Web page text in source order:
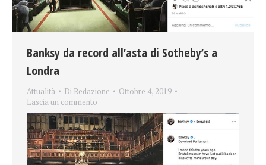
Banksy da record all’asta di Sotheby’s a
Londra
Attualità Di Redazione
Ottobre 4, 2019
Lascia un commento